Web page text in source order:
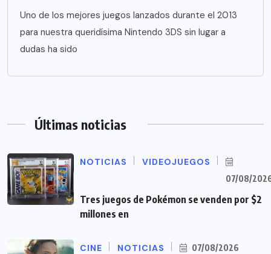
Uno de los mejores juegos lanzados durante el 2013
para nuestra queridísima Nintendo 3DS sin lugar a
dudas ha sido
Últimas noticias
NOTICIAS VIDEOJUEGOS
07/08/
Tres juegos de Pokémon se venden por $2
millones en
CINE NOTICIAS 07/08/2026